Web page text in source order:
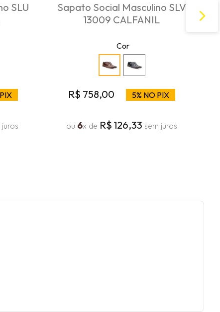
SLU
juros
Sapato Social Masculino SLV
13009 CALFANIL
Cor
R$ 758,00 5% NO PIX
ou 6x de R$ 126,33 sem juros